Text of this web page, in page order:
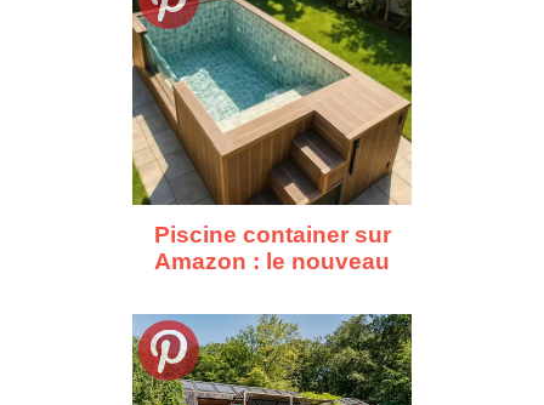
Piscine container sur
Amazon : le nouveau
000€